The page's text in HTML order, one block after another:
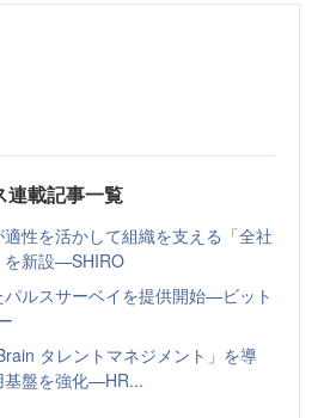
連載記事一覧
性を活かして組織を支える「全社
を新設—SHIRO
ルスサーベイを提供開始—ビット
タレントマネジメント」を導
基盤を強化—HR...